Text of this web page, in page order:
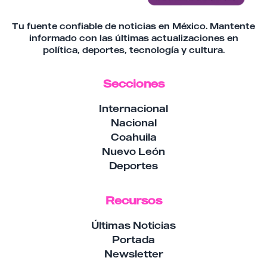
Tu fuente confiable de noticias en México. Mantente
informado con las últimas actualizaciones en
política, deportes, tecnología y cultura.
Secciones
Internacional
Nacional
Coahuila
Nuevo León
Deportes
Recursos
Últimas Noticias
Portada
Newsletter